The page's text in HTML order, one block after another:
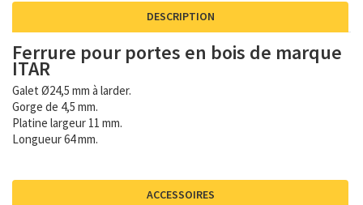
DESCRIPTION
Ferrure pour portes en bois de marque
ITAR
Galet Ø24,5 mm à larder.
Gorge de 4,5 mm.
Platine largeur 11 mm.
Longueur 64 mm.
ACCESSOIRES